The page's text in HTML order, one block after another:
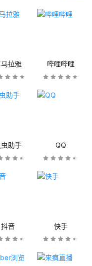
拉雅 哔哩哔哩
助手 QQ
抖音 快手